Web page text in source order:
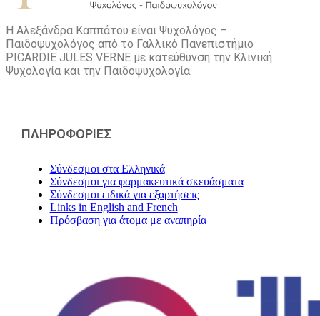
Η Αλεξάνδρα Καππάτου είναι Ψυχολόγος –
Παιδοψυχολόγος από το Γαλλικό Πανεπιστήμιο
PICARDIE JULES VERNE με κατεύθυνση την Kλινική
Ψυχολογία και την Παιδοψυχολογία.
ΠΛΗΡΟΦΟΡΙΕΣ
Σύνδεσμοι στα Ελληνικά
Σύνδεσμοι για φαρμακευτικά σκευάσματα
Σύνδεσμοι ειδικά για εξαρτήσεις
Links in English and French
Πρόσβαση για άτομα με αναπηρία